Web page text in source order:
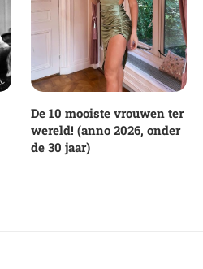
De 10 mooiste vrouwen ter
wereld! (anno 2026, onder
de 30 jaar)